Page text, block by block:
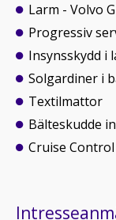
Larm - Volvo
Progressiv
Insynsskydd i
Solgardiner i
Textilmattor
Bälteskudde
Cruise Control